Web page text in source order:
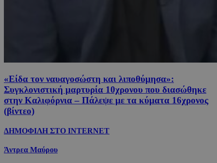
«Είδα τον ναυαγοσώστη και λιποθύμησα»:
Συγκλονιστική μαρτυρία 10χρονου που διασώθηκε
στην Καλιφόρνια – Πάλεψε με τα κύματα 16χρονος
(βίντεο)
ΔΗΜΟΦΙΛΗ ΣΤΟ INTERNET
Άντρεα Μαύρου